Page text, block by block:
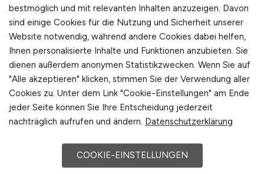
Konstrukteur(m/w/d)
Hays
21.05.2025
1
bestmöglich und mit relevanten Inhalten anzuzeigen. Davon
sind einige Cookies für die Nutzung und Sicherheit unserer
Website notwendig, während andere Cookies dabei helfen,
Ihnen personalisierte Inhalte und Funktionen anzubieten. Sie
dienen außerdem anonymen Statistikzwecken. Wenn Sie auf
"Alle akzeptieren" klicken, stimmen Sie der Verwendung aller
Cookies zu. Unter dem Link "Cookie-Einstellungen" am Ende
jeder Seite können Sie Ihre Entscheidung jederzeit
nachträglich aufrufen und ändern. Datenschutzerklärung
COOKIE-EINSTELLUNGEN